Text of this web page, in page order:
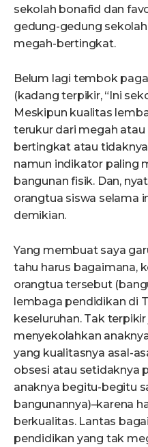
sekolah bonafid dan
gedung-gedung
megah-bertingkat.
Belum lagi tembok
(kadang terpikir, “Ini
Meskipun kualitas
terukur dari megah
bertingkat atau
namun indikator paling
bangunan fisik. Dan,
orangtua siswa selama
demikian.
Yang membuat saya
tahu harus bagaimana,
orangtua tersebut
lembaga pendidikan di
keseluruhan. Tak
menyekolahkan
yang kualitasnya asal-
obsesi atau setidaknya
anaknya begitu-begitu
bangunannya)–karena
berkualitas. Lantas
pendidikan yang tak